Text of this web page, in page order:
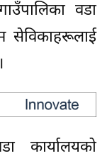
वडा
सेविकाहरूलाई
कार्यालयको